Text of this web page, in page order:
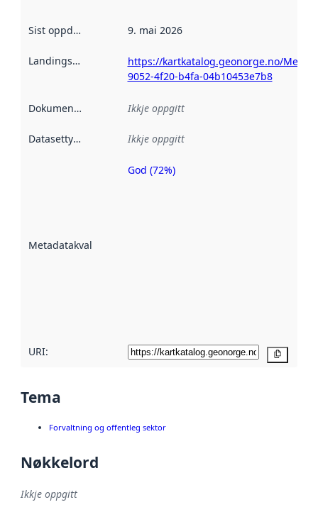
Sist oppdatert 9. mai 2026
Landingsside
https://kartkatalog.geonorge.no/
9052-4f20-b4fa-04b10453e7b8
Dokumentasjon Ikkje oppgitt
Datasettype Ikkje oppgitt
Metadatakvalitet
Metadatakvalitet
God (72%)
URI:
Tema
Forvaltning og offentleg sektor
Nøkkelord
Ikkje oppgitt